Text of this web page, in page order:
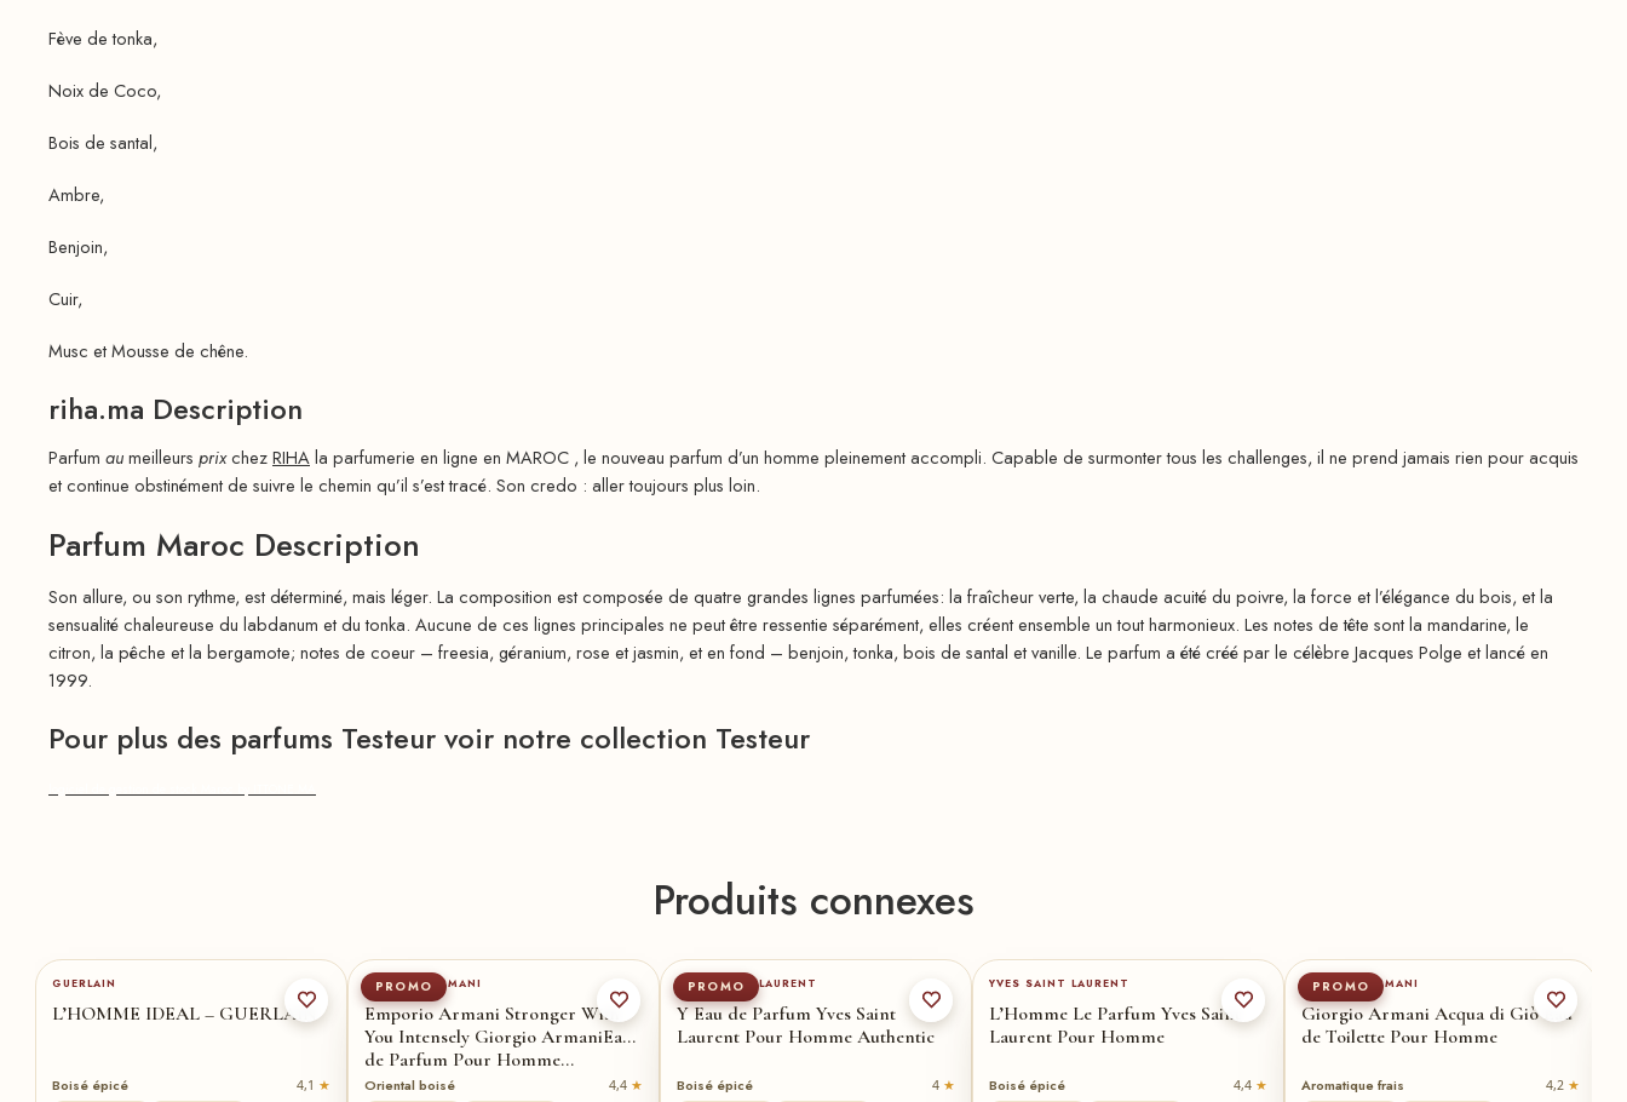
Fève de tonka,
Noix de Coco,
Bois de santal,
Ambre,
Benjoin,
Cuir,
Musc et Mousse de chêne.
riha.ma Description
Parfum aumeilleurs prixchezRIHAla parfumerie en ligne en MAROC , le nouveau parfum d’un homme pleinement accompli. Capable de surmonter tous les challenges, il ne prend jamais rien pour acquis
et continue obstinément de suivre le chemin qu’il s’est tracé. Son credo : aller toujours plus loin.
Parfum Maroc Description
Son allure, ou son rythme, est déterminé, mais léger. La composition est composée de quatre grandes lignes parfumées: la fraîcheur verte, la chaude acuité du poivre, la force et l’élégance du bois, et la
sensualité chaleureuse du labdanum et du tonka. Aucune de ces lignes principales ne peut être ressentie séparément, elles créent ensemble un tout harmonieux. Les notes de tête sont la mandarine, le
citron, la pêche et la bergamote; notes de coeur – freesia, géranium, rose et jasmin, et en fond – benjoin, tonka, bois de santal et vanille. Le parfum a été créé par le célèbre Jacques Polge et lancé en
1999.
Pour plus des parfums Testeur voir notre collection Testeur
Produits connexes
GUERLAIN
L’HOMME IDEAL – GUERLAIN
Boisé épicé 4,1
PROMO
GIORGIO ARMANI
Emporio Armani Stronger With
You Intensely Giorgio ArmaniEau
de Parfum Pour Homme…
Oriental boisé 4,4
PROMO
YVES SAINT LAURENT
Y Eau de Parfum Yves Saint
Laurent Pour Homme Authentic
Boisé épicé 4
YVES SAINT LAURENT
L’Homme Le Parfum Yves Saint
Laurent Pour Homme
Boisé épicé 4,4
PROMO
GIORGIO ARMANI
Giorgio Armani Acqua di Giò Eau
de Toilette Pour Homme
Aromatique frais 4,2